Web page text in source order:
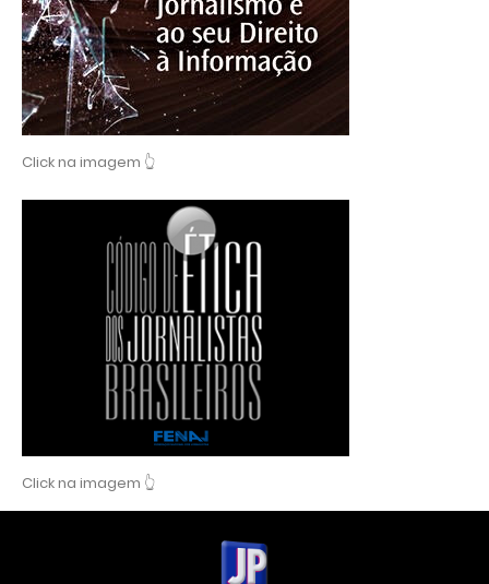
Click na imagem 👆
Click na imagem 👆